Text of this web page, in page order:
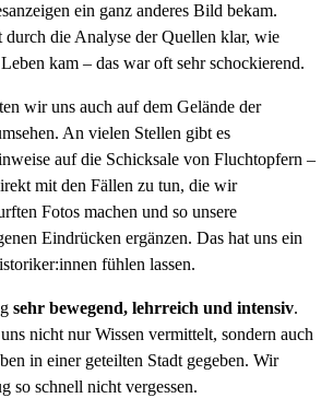
ein ganz anderes Bild bekam.
durch die Analyse der Quellen klar, wie
kam – das war oft sehr schockierend.
wir uns auch auf dem Gelände der
An vielen Stellen gibt es
auf die Schicksale von Fluchtopfern –
mit den Fällen zu tun, die wir
Fotos machen und so unsere
Eindrücken ergänzen. Das hat uns ein
fühlen lassen.
sehr bewegend, lehrreich und intensiv.
nicht nur Wissen vermittelt, sondern auch
in einer geteilten Stadt gegeben. Wir
so schnell nicht vergessen.